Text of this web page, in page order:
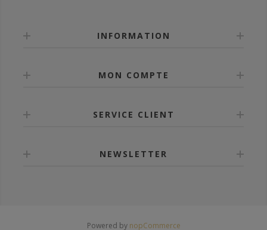
INFORMATION
MON COMPTE
SERVICE CLIENT
NEWSLETTER
Powered by nopCommerce